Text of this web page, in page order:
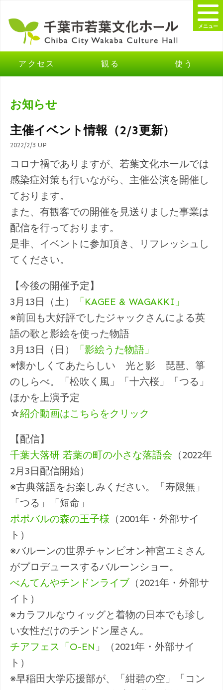
アクセス 観る 使う
メニュー
お知らせ
主催イベント情報（2/3更新）
2022/2/3 UP
コロナ禍でありますが、若葉文化ホールでは
感染症対策も行いながら、主催公演を開催し
ております。
また、有観客での開催を見送りました事業は
配信を行っております。
是非、イベントに参加頂き、リフレッシュし
てください。
【今後の開催予定】
3月13日（土）
「KAGEE & WAGAKKI」
※前回も大好評でしたジャックさんによる英
語の歌と影絵を使った物語
3月13日（日）
「影絵うた物語」
※懐かしくてあたらしい 光と影 琵琶、箏
のしらべ。「松吹く風」「十六桜」「つる」
ほかを上演予定
☆紹介動画はこちらをクリック
【配信】
千葉大落研 若葉の町の小さな落語会 （2022年
2月3日配信開始）
※古典落語をお楽しみください。「寿限無」
「つる」「短命」
ポポバルの森の王子様 （2001年・外部サイ
ト）
※バルーンの世界チャンピオン神宮エミさん
がプロデュースするバルーンショー。
べんてんやチンドンライブ（2021年・外部サ
イト）
※カラフルなウィッグと着物の日本でも珍し
い女性だけのチンドン屋さん。
チアフェス「O-EN 」（2021年・外部サイ
ト）
※早稲田大学応援部が、「紺碧の空」「コン